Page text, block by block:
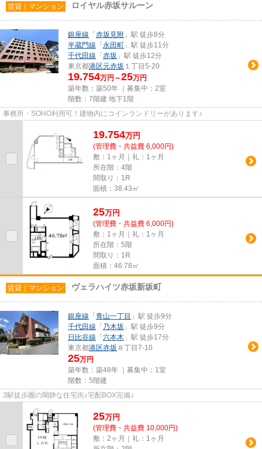
賃貸｜マンション ロイヤル赤坂サルーン
銀座線 「 赤坂見附 」駅 徒歩8分
半蔵門線 「 永田町 」駅 徒歩11分
千代田線 「 赤坂 」駅 徒歩12分
東京都港区元赤坂 １丁目5-20
19.754万円～25万円
築年数：築50年 ｜募集中： 2室
階数：7階建 地下1階
事務所・SOHO利用可！建物内にコインランドリーがあります♪
19.754万円
(管理費・共益費 6,000円)
敷：1ヶ月｜礼：1ヶ月
所在階：4階
間取り：1R
面積：38.43㎡
25万円
(管理費・共益費 6,000円)
敷：1ヶ月｜礼：1ヶ月
所在階：5階
間取り：1R
面積：46.78㎡
賃貸｜マンション ヴェラハイツ赤坂新坂町
銀座線 「 青山一丁目 」駅 徒歩9分
千代田線 「 乃木坂 」駅 徒歩9分
日比谷線 「 六本木 」駅 徒歩17分
東京都港区赤坂 ８丁目7-10
25万円
築年数：築48年 ｜募集中： 1室
階数：5階建
3駅徒歩圏の閑静な住宅街♪宅配BOX完備♪
25万円
(管理費・共益費 10,000円)
敷：2ヶ月｜礼：1ヶ月